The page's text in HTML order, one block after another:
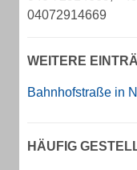
04072914669
WEITERE
Bahnhofstraße in
HÄUFIG